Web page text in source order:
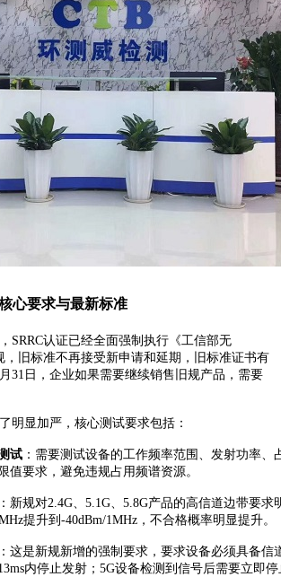
心要求与最新标准
SRRC认证已经全面强制执行《工信部无
，旧标准不再接受新申请和延期，旧标准证书有
31日，企业如果需要继续销售旧规产品，需要
明显加严，核心测试要求包括：
试 ：需要测试设备的工作频率范围、发射功率
值要求，避免违规占用频谱资源。
：新规对2.4G、5.1G、5.8G产品的高信道边带要
提升到-40dBm/1MHz，不合格概率明显提升。
：这是新规新增的强制要求，要求设备必须具备
内停止发射；5G设备检测到信号后需要立即